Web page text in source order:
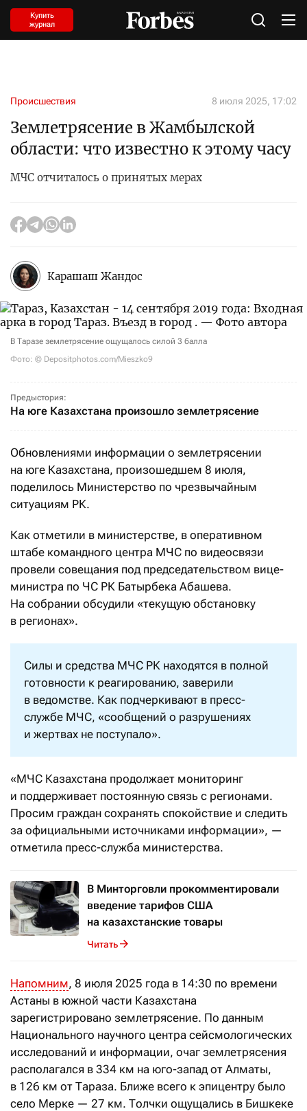
Купить
журнал
Происшествия 8 июля 2025, 17:02
Землетрясение в Жамбылской
области: что известно к этому часу
МЧС отчиталось о принятых мерах
Карашаш Жандос
В Таразе землетрясение ощущалось силой 3 балла
Фото: © Depositphotos.com/Mieszko9
Предыстория:
На юге Казахстана произошло землетрясение
Обновлениями информации о землетрясении
на юге Казахстана, произошедшем 8 июля,
поделилось Министерство по чрезвычайным
ситуациям РК.
Как отметили в министерстве, в оперативном
штабе командного центра МЧС по видеосвязи
провели совещания под председательством вице-
министра по ЧС РК Батырбека Абашева.
На собрании обсудили «текущую обстановку
в регионах».
Силы и средства МЧС РК находятся в полной
готовности к реагированию, заверили
в ведомстве. Как подчеркивают в пресс-
службе МЧС, «сообщений о разрушениях
и жертвах не поступало».
«МЧС Казахстана продолжает мониторинг
и поддерживает постоянную связь с регионами.
Просим граждан сохранять спокойствие и следить
за официальными источниками информации», —
отметила пресс-служба министерства.
В Минторговли прокомментировали
введение тарифов США
на казахстанские товары
Читать
Напомним, 8 июля 2025 года в 14:30 по времени
Астаны в южной части Казахстана
зарегистрировано землетрясение. По данным
Национального научного центра сейсмологических
исследований и информации, очаг землетрясения
располагался в 334 км на юго-запад от Алматы,
в 126 км от Тараза. Ближе всего к эпицентру было
село Мерке — 27 км. Толчки ощущались в Бишкеке